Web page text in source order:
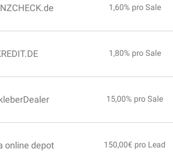
1,60% pro Sale
1,80% pro Sale
15,00% pro Sale
online depot 150,00€ pro Lead